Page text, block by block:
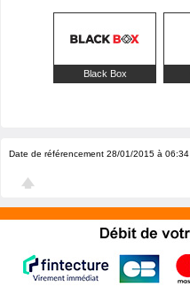
Black Box
Date de référencement 28/01/2015 à 06:34